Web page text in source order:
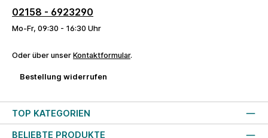
02158 - 6923290
Mo-Fr, 09:30 - 16:30 Uhr
Oder über unser Kontaktformular.
Bestellung widerrufen
TOP KATEGORIEN
BELIEBTE PRODUKTE